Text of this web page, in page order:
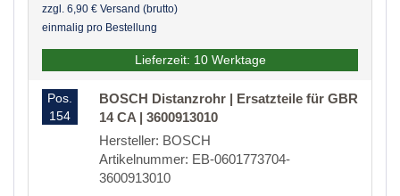
zzgl. 6,90 € Versand (brutto)
einmalig pro Bestellung
Lieferzeit: 10 Werktage
Pos.
154
BOSCH Distanzrohr | Ersatzteile für GBR
14 CA | 3600913010
Hersteller: BOSCH
Artikelnummer: EB-0601773704-
3600913010